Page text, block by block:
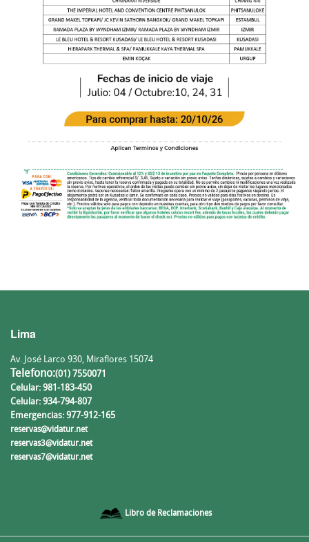
Lima
Av. José Larco 930, Miraflores 15074
Telefono:(01) 7550071
Celular: 981-183-450
Celular: 934-794-807
Emergencias: 977-912-165
reservas@vidatur.net
reservas3@vidatur.net
reservas7@vidatur.net
Libro de Reclamaciones